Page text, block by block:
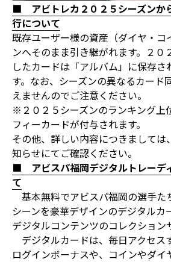
■ アビトレカ２０２５シーズンか
行について
既存ユーザー様の資産（ダイヤ・コ
ンへそのまま引き継がれます。２０
したカードは「アルバム」に保存さ
す。なお、シーズンの異なるカード
えませんのでご注意ください。
※２０２５シーズンのランキング上
フィーカードが付与されます。
その他、詳しい内容につきましては
知らせにてご確認ください。
■ アビスパ福岡デジタルトレーデ
て
基本無料でアビスパ福岡の選手た
シーンを豪華デザインのデジタルカ
デジタルコンテンツのコレクション
デジタルカードは、毎日アクセス
ログインボーナスや、コインやダイ